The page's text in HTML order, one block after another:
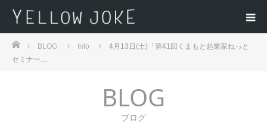
ホームBLOG Info
4月13日(土)「第41回くまもと起業家ねっと
セミナー…
BLOG
ブログ